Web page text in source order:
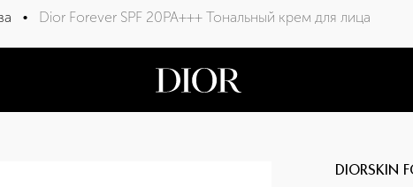
• Dior Forever SPF 20PA+++ Тональный крем для лица
DIORSKIN